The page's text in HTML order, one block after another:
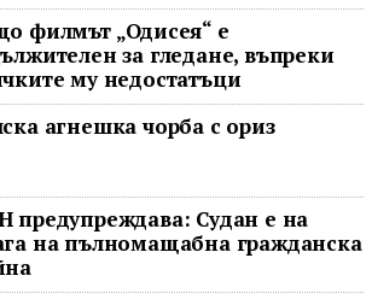
филмът „Одисея“ е
за гледане, въпреки
му недостатъци
агнешка чорба с ориз
предупреждава: Судан е на
на пълномащабна гражданска